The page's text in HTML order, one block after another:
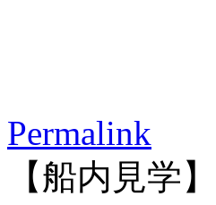
Permalink
【船内見学